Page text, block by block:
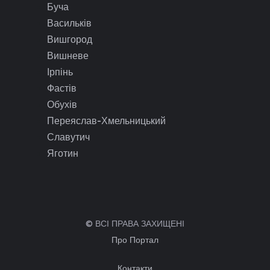
Буча
Васильків
Вишгород
Вишневе
Ірпінь
Фастів
Обухів
Переяслав-Хмельницький
Славутич
Яготин
© ВСІ ПРАВА ЗАХИЩЕНІ
Про Портал